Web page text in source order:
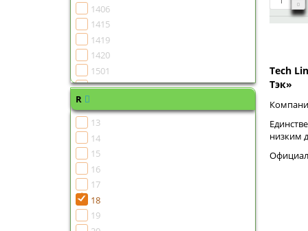
1406
1415
1419
1420
1501
1502
1505
1507
1510
1513
R
13
14
15
16
17
18
19
Tech
Тэк»
низким